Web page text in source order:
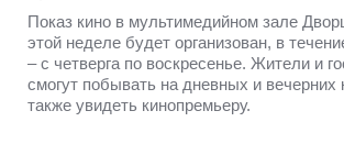
Показ кино в мультимедийном зале
этой неделе будет организован, в
– с четверга по воскресенье. Жители и
смогут побывать на дневных и вечерних
также увидеть кинопремьеру.